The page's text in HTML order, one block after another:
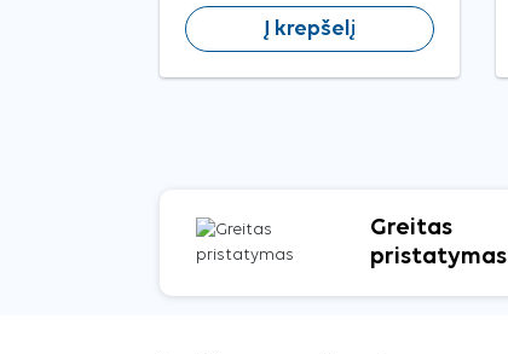
Į krepšelį
Greitas
pristatymas